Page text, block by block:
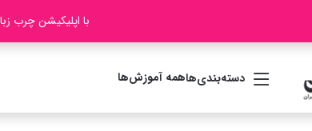
با اپلیکیشن چرب زبان، هر زبانی
دسته‌بندی‌هاهمه آموزش‌ها